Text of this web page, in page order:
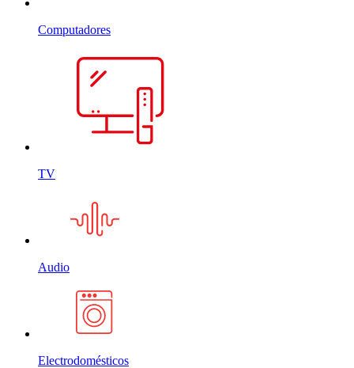
Computadores
TV
Audio
Electrodomésticos